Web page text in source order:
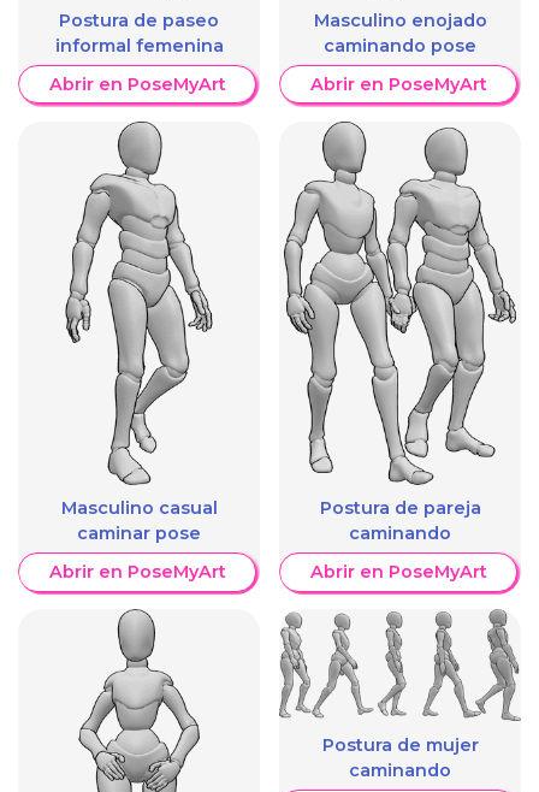
Postura de paseo
informal femenina
Abrir en PoseMyArt
Masculino casual
caminar pose
Abrir en PoseMyArt
Masculino enojado
caminando pose
Abrir en PoseMyArt
Postura de pareja
caminando
Abrir en PoseMyArt
Postura de mujer
caminando